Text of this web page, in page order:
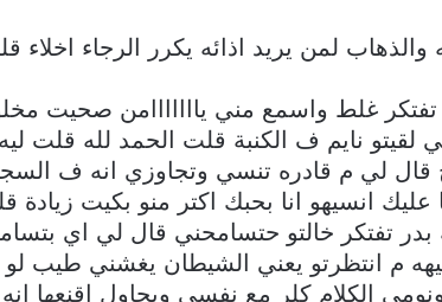
والذهاب لمن يريد اذائه يكرر الرجاء
تفتكر غلط واسمع مني يااااااامن صحيت
نايم ف الكنبة قلت الحمد لله قلت
قال لي م قادره تنسي وتجاوزي انه ف
عليك انسيهو انا بحبك اكتر منو بكيت
بدر تفتكر خالتو حتسامحني قال لي اي
م انتظرتو يعني الشيطان يغشني طيب
الكلام كلر مع نفسي وبحاول اقنعها